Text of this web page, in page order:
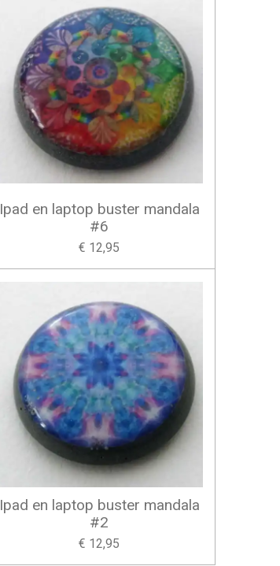
Ipad en laptop buster mandala
#6
€ 12,95
Ipad en laptop buster mandala
#2
€ 12,95